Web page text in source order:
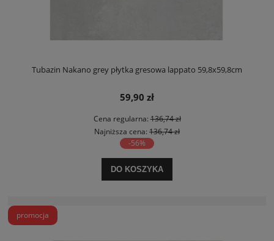
Tubazin Nakano grey płytka gresowa lappato 59,8x59,8cm
59,90 zł
Cena regularna:136,74 zł
Najniższa cena: 136,74 zł
-56%
DO KOSZYKA
promocja